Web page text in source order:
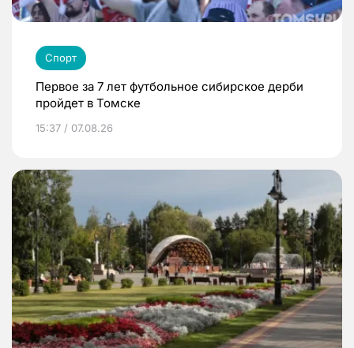
Спорт
Первое за 7 лет футбольное сибирское дерби
пройдет в Томске
15:37 / 07.08.26